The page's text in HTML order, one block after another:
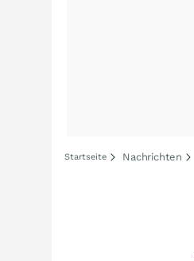
Startseite Nachrichten